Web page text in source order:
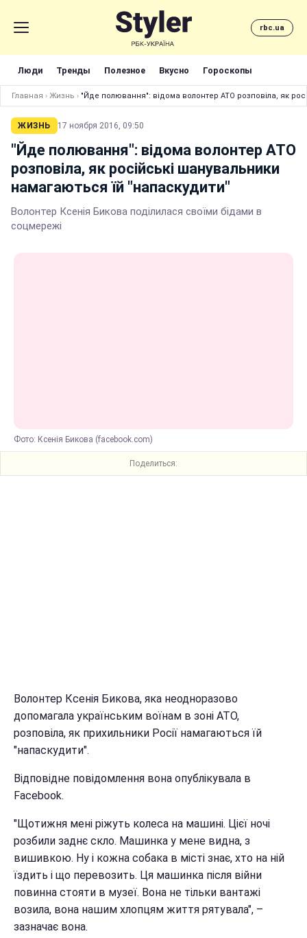
rbc.ua
Люди Тренды Полезное Вкусно Гороскопы
Главная › Жизнь › "Йде полювання": відома волонтер АТО розповіла, як
ЖИЗНЬ 17 ноября 2016, 09:50
"Йде полювання": відома волонтер АТО
розповіла, як російські шанувальники
намагаються їй "напаскудити"
Волонтер Ксенія Бикова поділилася своїми бідами в
соцмережі
Фото: Ксенія Бикова (facebook.com)
Поделиться:
Волонтер Ксенія Бикова, яка неодноразово
допомагала українським воїнам в зоні АТО,
розповіла, як прихильники Росії намагаються їй
"напаскудити".
Відповідне повідомлення вона опублікувала в
Facebook.
"Щотижня мені ріжуть колеса на машині. Цієї ночі
розбили заднє скло. Машинка у мене видна, з
вишивкою. Ну і кожна собака в місті знає, хто на ній
їздить і що перевозить. Ця машинка після війни
повинна стояти в музеї. Вона не тільки вантажі
возила, вона нашим хлопцям життя рятувала", –
зазначає вона.